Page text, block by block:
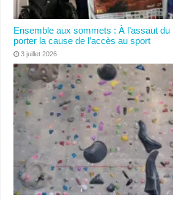
Ensemble aux sommets : À l’assaut
porter la cause de l’accès au sport
3 juillet 2026